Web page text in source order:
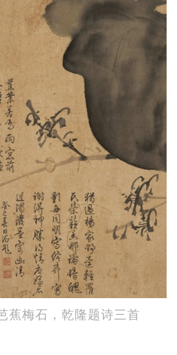
蕉梅石，乾隆题诗三首